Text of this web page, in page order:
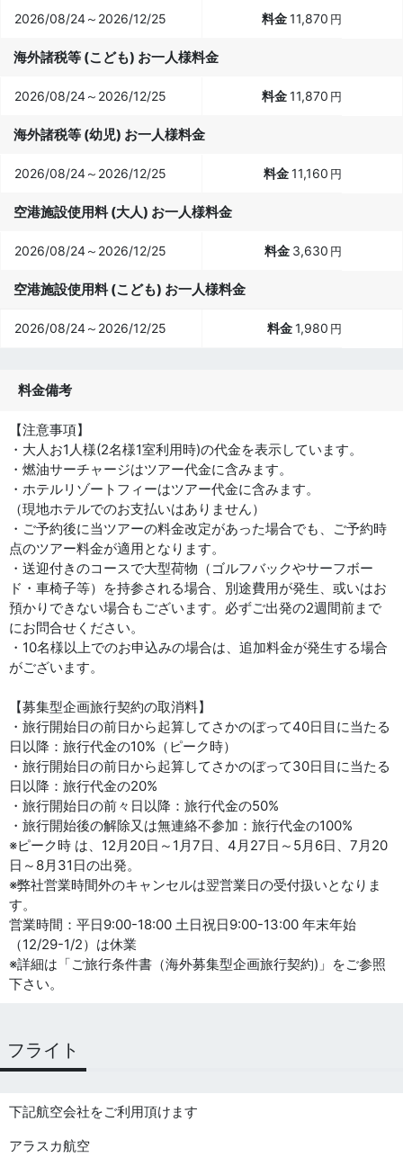
2026/08/24～2026/12/25 11,870 円
海外諸税等 (こども) お一人様料金
2026/08/24～2026/12/25 11,870 円
海外諸税等 (幼児) お一人様料金
2026/08/24～2026/12/25 11,160 円
空港施設使用料 (大人) お一人様料金
2026/08/24～2026/12/25 3,630 円
空港施設使用料 (こども) お一人様料金
2026/08/24～2026/12/25 1,980 円
料金備考
【注意事項】
・大人お1人様(2名様1室利用時)の代金を表示しています。
・燃油サーチャージはツアー代金に含みます。
・ホテルリゾートフィーはツアー代金に含みます。
（現地ホテルでのお支払いはありません）
・ご予約後に当ツアーの料金改定があった場合でも、ご予約時
点のツアー料金が適用となります。
・送迎付きのコースで大型荷物（ゴルフバックやサーフボー
ド・車椅子等）を持参される場合、別途費用が発生、或いはお
預かりできない場合もございます。必ずご出発の2週間前まで
にお問合せください。
・10名様以上でのお申込みの場合は、追加料金が発生する場合
がございます。
【募集型企画旅行契約の取消料】
・旅行開始日の前日から起算してさかのぼって40日目に当たる
日以降：旅行代金の10%（ピーク時）
・旅行開始日の前日から起算してさかのぼって30日目に当たる
日以降：旅行代金の20%
・旅行開始日の前々日以降：旅行代金の50%
・旅行開始後の解除又は無連絡不参加：旅行代金の100%
※ピーク時 は、12月20日～1月7日、4月27日～5月6日、7月20
日～8月31日の出発。
※弊社営業時間外のキャンセルは翌営業日の受付扱いとなりま
す。
営業時間：平日9:00-18:00 土日祝日9:00-13:00 年末年始
（12/29-1/2）は休業
※詳細は「ご旅行条件書（海外募集型企画旅行契約)」をご参照
下さい。
フライト
下記航空会社をご利用頂けます
アラスカ航空